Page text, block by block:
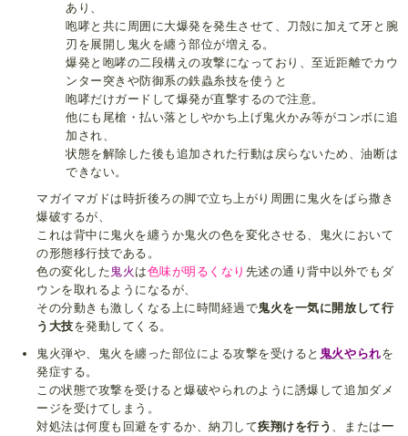
あり、
咆哮と共に周囲に大爆発を発生させて、刀殻に加えて牙と腕
刃を展開し鬼火を纏う部位が増える。
爆発と咆哮の二段構えの攻撃になっており、至近距離でカウ
ンター突きや防御系の鉄蟲糸技を使うと
咆哮だけガードして爆発が直撃するので注意。
他にも尾槍・払い落としやかち上げ鬼火かみ等がコンボに追
加され、
状態を解除した後も追加された行動は戻らないため、油断は
できない。
マガイマガドは時折後ろの脚で立ち上がり周囲に鬼火をばら撒き
爆破するが、
これは背中に鬼火を纏うか鬼火の色を変化させる、鬼火において
の形態移行技である。
色の変化した 鬼火 は色味が明るくなり 先述の通り背中以外でもダ
ウンを取れるようになるが、
その分動きも激しくなる上に時間経過で鬼火を一気に開放して行
う大技を発動してくる。
鬼火弾や、鬼火を纏った部位による攻撃を受けると 鬼火やられを
発症する。
この状態で攻撃を受けると爆破やられのように誘爆して追加ダメ
ージを受けてしまう。
対処法は何度も回避をするか、納刀して疾翔けを行う 、または一